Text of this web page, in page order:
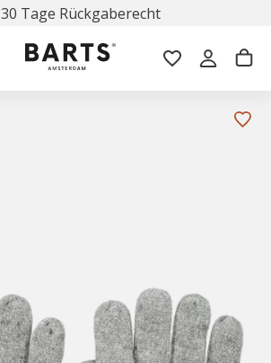
30 Tage Rückgaberecht